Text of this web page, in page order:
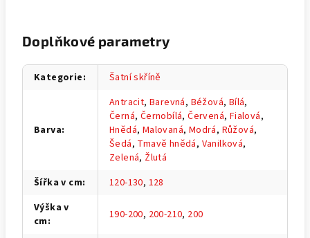
Doplňkové parametry
Kategorie: Šatní skříně
Barva:
Antracit,Barevná, Béžová, Bílá,
Černá, Černobílá,Červená, Fialová,
Hnědá, Malovaná, Modrá, Růžová,
Šedá, Tmavě hnědá, Vanilková,
Zelená, Žlutá
Šířka v cm: 120-130, 128
Výška v
cm: 190-200, 200-210, 200